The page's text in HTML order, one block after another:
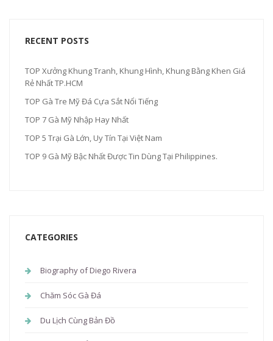
RECENT POSTS
TOP Xưởng Khung Tranh, Khung Hình, Khung Bằng Khen Giá
Rẻ Nhất TP.HCM
TOP Gà Tre Mỹ Đá Cựa Sắt Nổi Tiếng
TOP 7 Gà Mỹ Nhập Hay Nhất
TOP 5 Trại Gà Lớn, Uy Tín Tại Việt Nam
TOP 9 Gà Mỹ Bậc Nhất Được Tin Dùng Tại Philippines.
CATEGORIES
Biography of Diego Rivera
Chăm Sóc Gà Đá
Du Lịch Cùng Bản Đồ